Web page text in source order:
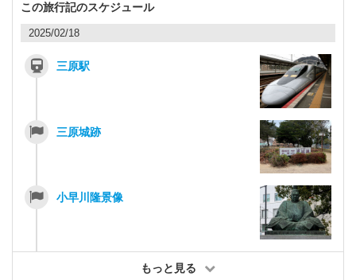
この旅行記のスケジュール
2025/02/18
三原駅
三原城跡
小早川隆景像
もっと見る